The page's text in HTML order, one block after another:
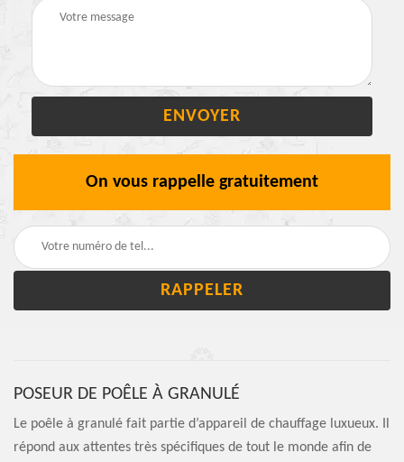
On vous rappelle gratuitement
POSEUR DE POÊLE À GRANULÉ
Le poêle à granulé fait partie d’appareil de chauffage luxueux. Il
répond aux attentes très spécifiques de tout le monde afin de